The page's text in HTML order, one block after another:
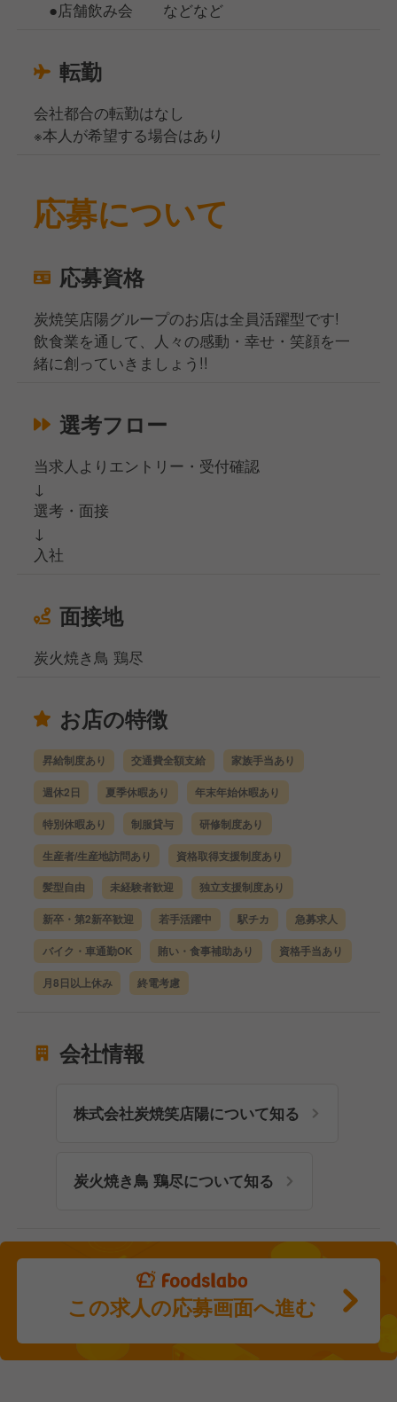
●店舗飲み会 などなど
転勤
会社都合の転勤はなし
※本人が希望する場合はあり
応募について
応募資格
炭焼笑店陽グループのお店は全員活躍型です!
飲食業を通して、人々の感動・幸せ・笑顔を一
緒に創っていきましょう!!
選考フロー
当求人よりエントリー・受付確認
↓
選考・面接
↓
入社
面接地
炭火焼き鳥 鶏尽
お店の特徴
昇給制度あり 交通費全額支給 家族手当あり
週休2日 夏季休暇あり 年末年始休暇あり
特別休暇あり 制服貸与 研修制度あり
生産者/生産地訪問あり 資格取得支援制度あり
髪型自由 未経験者歓迎 独立支援制度あり
新卒・第2新卒歓迎 若手活躍中 駅チカ 急募求人
バイク・車通勤OK 賄い・食事補助あり 資格手当あり
月8日以上休み 終電考慮
会社情報
株式会社炭焼笑店陽について知る
炭火焼き鳥 鶏尽について知る
この求人の応募画面へ進む